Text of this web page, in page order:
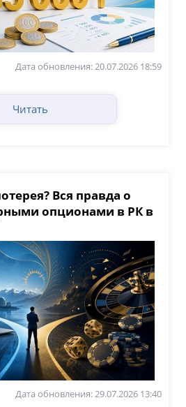
Дата обновления: 20.07.2026 18:59
Читать
Вся правда о
опционами в РК в
Дата обновления: 29.07.2026 13:40